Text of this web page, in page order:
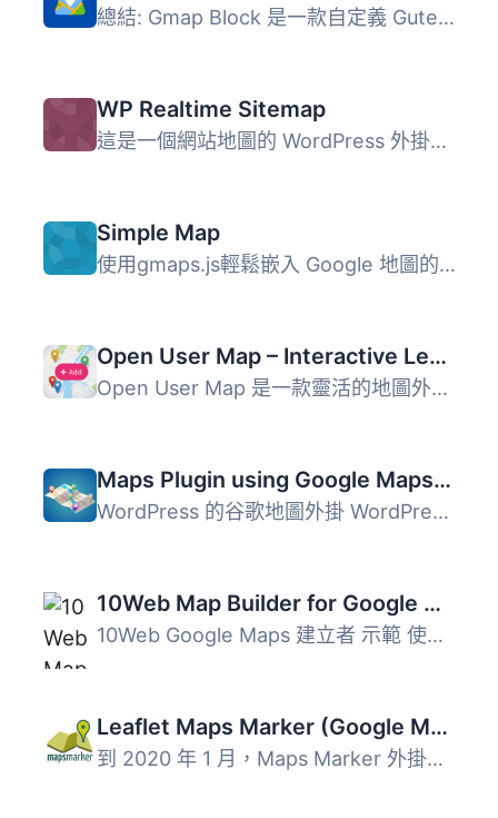
總結: Gmap Block 是一款自定義 Gutenberg 區塊外掛，可在 Gu...
WP Realtime Sitemap
這是一個網站地圖的 WordPress 外掛，可以讓您輕鬆地顯示所有...
Simple Map
使用gmaps.js輕鬆嵌入 Google 地圖的外掛程式。 這個外掛程式...
Open User Map – Interactive Leaflet Maps
Open User Map 是一款靈活的地圖外掛，能夠創建自訂地圖、社...
Maps Plugin using Google Maps for WordPress – WP Google Map
WordPress 的谷歌地圖外掛 WordPress 的谷歌地圖使用手冊 如...
10Web Map Builder for Google Maps
10Web Google Maps 建立者 示範 使用者指南 10Web Google Map...
Leaflet Maps Marker (Google Maps, OpenStreetMap, Bing Maps)
到 2020 年 1 月，Maps Marker 外掛的免費版本已經退役。雖然...